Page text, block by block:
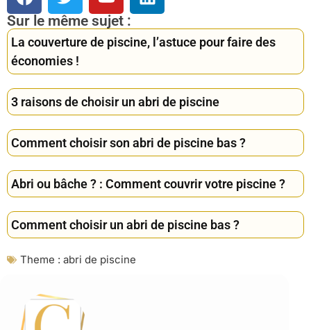
Sur le même sujet :
La couverture de piscine, l’astuce pour faire des
économies !
3 raisons de choisir un abri de piscine
Comment choisir son abri de piscine bas ?
Abri ou bâche ? : Comment couvrir votre piscine ?
Comment choisir un abri de piscine bas ?
Theme : abri de piscine